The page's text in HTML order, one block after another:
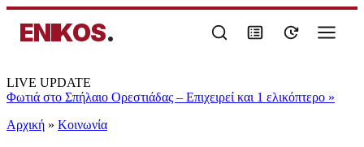
ENIKOS.
LIVE UPDATE
Φωτιά στο Σπήλαιο Ορεστιάδας – Επιχειρεί και 1 ελικόπτερο »
Αρχική » Κοινωνία